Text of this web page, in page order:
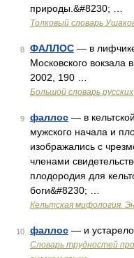
природы.&#8230; …
Толковый словарь
8 ФАЛЛОС — в
Московского вокзала
2002, 190 …
Большой словарь
9 фаллос — в
мужского начала и
изображались с
членами
плодородия для
боги&#8230; …
Кельтская мифология.
10 фаллос — и
Словарь трудностей